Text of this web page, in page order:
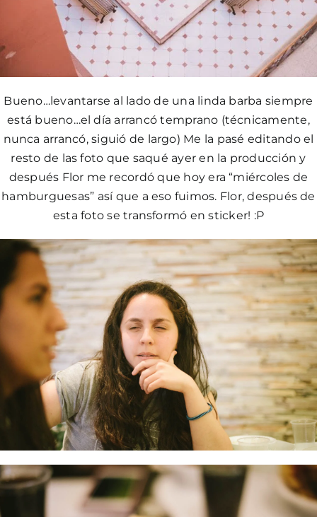
Bueno…levantarse al lado de una linda barba siempre
está bueno…el día arrancó temprano (técnicamente,
nunca arrancó, siguió de largo) Me la pasé editando el
resto de las foto que saqué ayer en la producción y
después Flor me recordó que hoy era “miércoles de
hamburguesas” así que a eso fuimos. Flor, después de
esta foto se transformó en sticker! :P